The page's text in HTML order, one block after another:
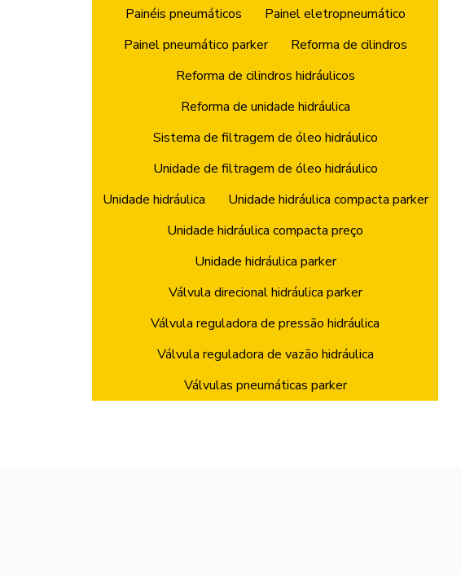
Painéis pneumáticos
Painel eletropneumático
Painel pneumático parker
Reforma de cilindros
Reforma de cilindros hidráulicos
Reforma de unidade hidráulica
Sistema de filtragem de óleo hidráulico
Unidade de filtragem de óleo hidráulico
Unidade hidráulica
Unidade hidráulica compacta parker
Unidade hidráulica compacta preço
Unidade hidráulica parker
Válvula direcional hidráulica parker
Válvula reguladora de pressão hidráulica
Válvula reguladora de vazão hidráulica
Válvulas pneumáticas parker